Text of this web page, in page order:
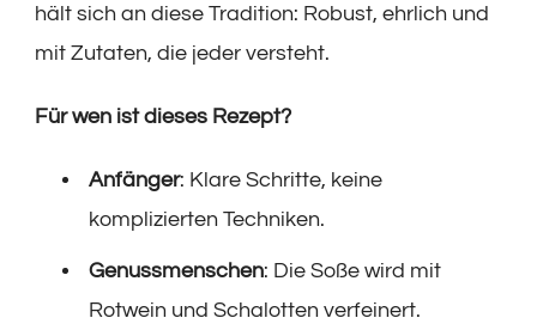
hält sich an diese Tradition: Robust, ehrlich und
mit Zutaten, die jeder versteht.
Für wen ist dieses Rezept?
Anfänger: Klare Schritte, keine
komplizierten Techniken.
Genussmenschen: Die Soße wird mit
Rotwein und Schalotten verfeinert.